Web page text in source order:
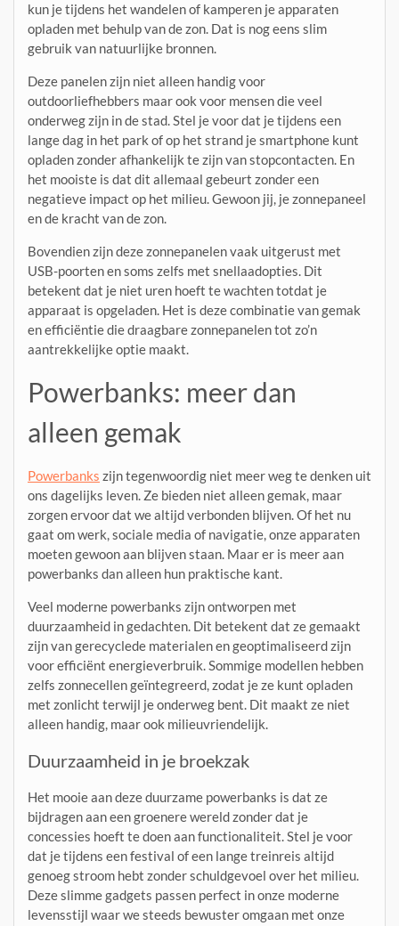
kun je tijdens het wandelen of kamperen je apparaten
opladen met behulp van de zon. Dat is nog eens slim
gebruik van natuurlijke bronnen.
Deze panelen zijn niet alleen handig voor
outdoorliefhebbers maar ook voor mensen die veel
onderweg zijn in de stad. Stel je voor dat je tijdens een
lange dag in het park of op het strand je smartphone kunt
opladen zonder afhankelijk te zijn van stopcontacten. En
het mooiste is dat dit allemaal gebeurt zonder een
negatieve impact op het milieu. Gewoon jij, je zonnepaneel
en de kracht van de zon.
Bovendien zijn deze zonnepanelen vaak uitgerust met
USB-poorten en soms zelfs met snellaadopties. Dit
betekent dat je niet uren hoeft te wachten totdat je
apparaat is opgeladen. Het is deze combinatie van gemak
en efficiëntie die draagbare zonnepanelen tot zo’n
aantrekkelijke optie maakt.
Powerbanks: meer dan
alleen gemak
Powerbanks zijn tegenwoordig niet meer weg te denken uit
ons dagelijks leven. Ze bieden niet alleen gemak, maar
zorgen ervoor dat we altijd verbonden blijven. Of het nu
gaat om werk, sociale media of navigatie, onze apparaten
moeten gewoon aan blijven staan. Maar er is meer aan
powerbanks dan alleen hun praktische kant.
Veel moderne powerbanks zijn ontworpen met
duurzaamheid in gedachten. Dit betekent dat ze gemaakt
zijn van gerecyclede materialen en geoptimaliseerd zijn
voor efficiënt energieverbruik. Sommige modellen hebben
zelfs zonnecellen geïntegreerd, zodat je ze kunt opladen
met zonlicht terwijl je onderweg bent. Dit maakt ze niet
alleen handig, maar ook milieuvriendelijk.
Duurzaamheid in je broekzak
Het mooie aan deze duurzame powerbanks is dat ze
bijdragen aan een groenere wereld zonder dat je
concessies hoeft te doen aan functionaliteit. Stel je voor
dat je tijdens een festival of een lange treinreis altijd
genoeg stroom hebt zonder schuldgevoel over het milieu.
Deze slimme gadgets passen perfect in onze moderne
levensstijl waar we steeds bewuster omgaan met onze